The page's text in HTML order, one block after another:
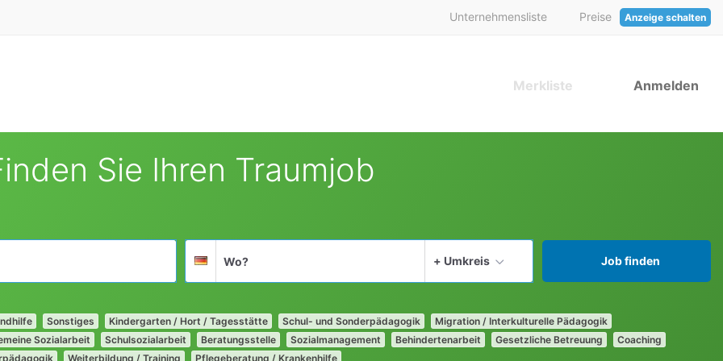
Anzeige schalten
Unternehmensliste Preise
Anmelden
Merkliste
Sie Ihren Traumjob
Deutschland
+ Umkreis
aktuellen Ort verwenden
Job finden
Sonstiges Kindergarten / Hort / Tagesstätte Schul- und Sonderpädagogik
Migration / Interkulturelle Pädagogik
Sozialarbeit Schulsozialarbeit Beratungsstelle Sozialmanagement Behindertenarbeit Gesetzliche Betreuung
Coaching
Weiterbildung / Training Pflegeberatung / Krankenhilfe